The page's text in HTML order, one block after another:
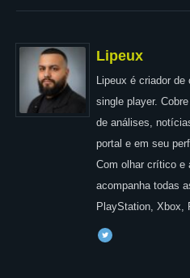
Lipeux
Lipeux é criador
single player.
de análises,
portal e em seu
Com olhar crítico e
acompanha todas
PlayStation, Xbox,